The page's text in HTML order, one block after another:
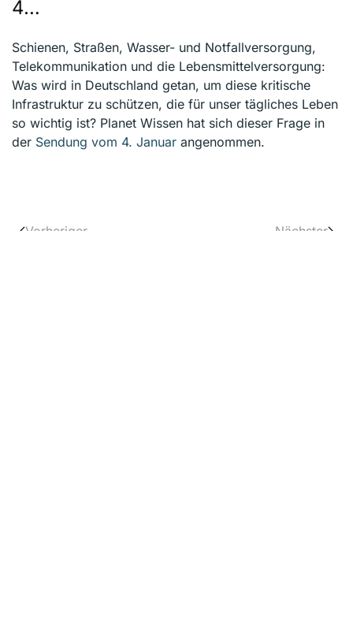
4…
Schienen, Straßen, Wasser- und Notfallversorgung,
Telekommunikation und die Lebensmittelversorgung:
Was wird in Deutschland getan, um diese kritische
Infrastruktur zu schützen, die für unser tägliches Leben
so wichtig ist? Planet Wissen hat sich dieser Frage in
der Sendung vom 4. Januar angenommen.
Vorheriger Nächster